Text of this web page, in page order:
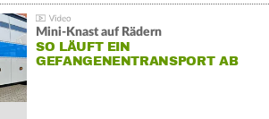
Mini-Knast auf Rädern
SO LÄUFT EIN
GEFANGENENTRANSPORT AB